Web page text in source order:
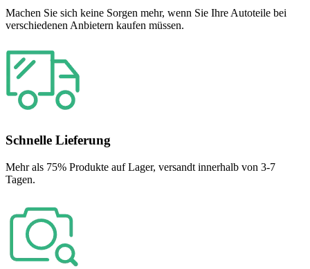
Machen Sie sich keine Sorgen mehr, wenn Sie Ihre Autoteile bei
verschiedenen Anbietern kaufen müssen.
Schnelle Lieferung
Mehr als 75% Produkte auf Lager, versandt innerhalb von 3-7
Tagen.